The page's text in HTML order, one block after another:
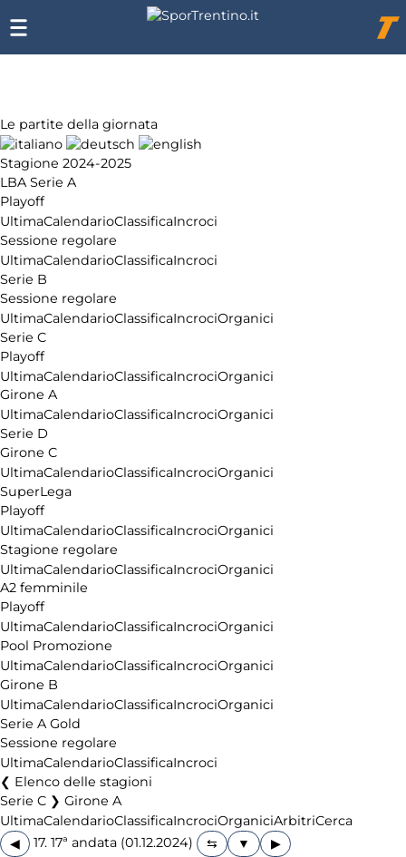
Le partite della giornata
Stagione 2024-2025
LBA Serie A
Playoff
UltimaCalendarioClassificaIncroci
Sessione regolare
UltimaCalendarioClassificaIncroci
Serie B
Sessione regolare
UltimaCalendarioClassificaIncrociOrganici
Serie C
Playoff
UltimaCalendarioClassificaIncrociOrganici
Girone A
UltimaCalendarioClassificaIncrociOrganici
Serie D
Girone C
UltimaCalendarioClassificaIncrociOrganici
SuperLega
Playoff
UltimaCalendarioClassificaIncrociOrganici
Stagione regolare
UltimaCalendarioClassificaIncrociOrganici
A2 femminile
Playoff
UltimaCalendarioClassificaIncrociOrganici
Pool Promozione
UltimaCalendarioClassificaIncrociOrganici
Girone B
UltimaCalendarioClassificaIncrociOrganici
Serie A Gold
Sessione regolare
UltimaCalendarioClassificaIncroci
Elenco delle stagioni
Serie C ❯ Girone A
UltimaCalendarioClassificaIncrociOrganiciArbitriCerca
◀
17. 17ª andata (01.12.2024)
▶
Chi
siamo
Affiliazione